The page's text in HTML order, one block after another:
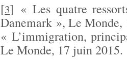
[3] « Les quatre
Danemark », Le Monde,
« L’immigration,
Le Monde, 17 juin 2015.